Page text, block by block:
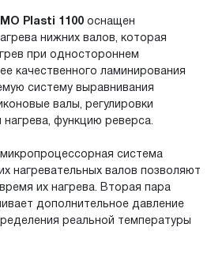
Plasti 1100 оснащен
нижних валов, которая
при одностороннем
качественного ламинирования
систему выравнивания
валы, регулировки
функцию реверса.
система
нагревательных валов позволяют
их нагрева. Вторая пара
дополнительное давление
реальной температуры